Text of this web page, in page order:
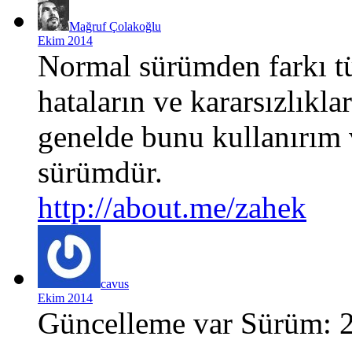
Mağruf Çolakoğlu
Ekim 2014
Normal sürümden farkı
hataların ve
genelde bunu
sürümdür.
http://about.me/zahek
cavus
Ekim 2014
Güncelleme var Sürüm: